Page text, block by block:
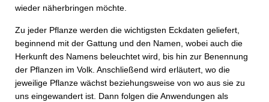
wieder näherbringen möchte.
Zu jeder Pflanze werden die wichtigsten Eckdaten geliefert,
beginnend mit der Gattung und den Namen, wobei auch die
Herkunft des Namens beleuchtet wird, bis hin zur Benennung
der Pflanzen im Volk. Anschließend wird erläutert, wo die
jeweilige Pflanze wächst beziehungsweise von wo aus sie zu
uns eingewandert ist. Dann folgen die Anwendungen als